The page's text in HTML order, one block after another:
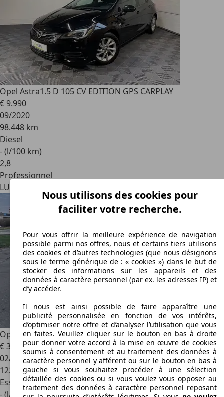
Opel Astra1.5 D 105 CV EDITION GPS CARPLAY
€ 9.990
09/2020
98.448 km
Diesel
- (l/100 km)
2,8
Professionnel
LU 1320
Opel AstraAstra Coupe
€ 3.999
02/2002
122.800 km
Essence
- (l/100 km)
Nous utilisons des cookies pour
faciliter votre recherche.
Pour vous offrir la meilleure expérience de navigation
possible parmi nos offres, nous et certains tiers utilisons
des cookies et d’autres technologies (que nous désignons
sous le terme générique de : « cookies ») dans le but de
stocker des informations sur les appareils et des
données à caractère personnel (par ex. les adresses IP) et
d’y accéder.
Il nous est ainsi possible de faire apparaître une
publicité personnalisée en fonction de vos intérêts,
d’optimiser notre offre et d’analyser l’utilisation que vous
en faites. Veuillez cliquer sur le bouton en bas à droite
pour donner votre accord à la mise en œuvre de cookies
soumis à consentement et au traitement des données à
caractère personnel y afférent ou sur le bouton en bas à
gauche si vous souhaitez procéder à une sélection
détaillée des cookies ou si vous voulez vous opposer au
traitement des données à caractère personnel reposant